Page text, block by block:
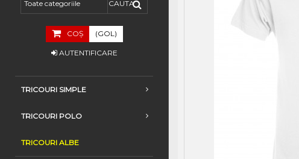
COŞ (GOL)
AUTENTIFICARE
TRICOURI SIMPLE
TRICOURI POLO
TRICOURI ALBE